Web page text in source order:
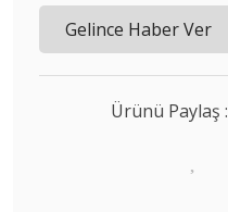
Gelince Haber Ver
Ürünü Paylaş :